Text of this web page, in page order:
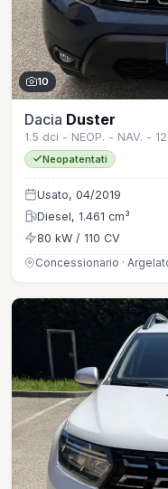
10
Dacia Duster
1.5 dci - NEOP. - NAV. -
Neopatentati
Usato, 04/2019
Diesel, 1.461 cm³
80 kW / 110 CV
Concessionario ·